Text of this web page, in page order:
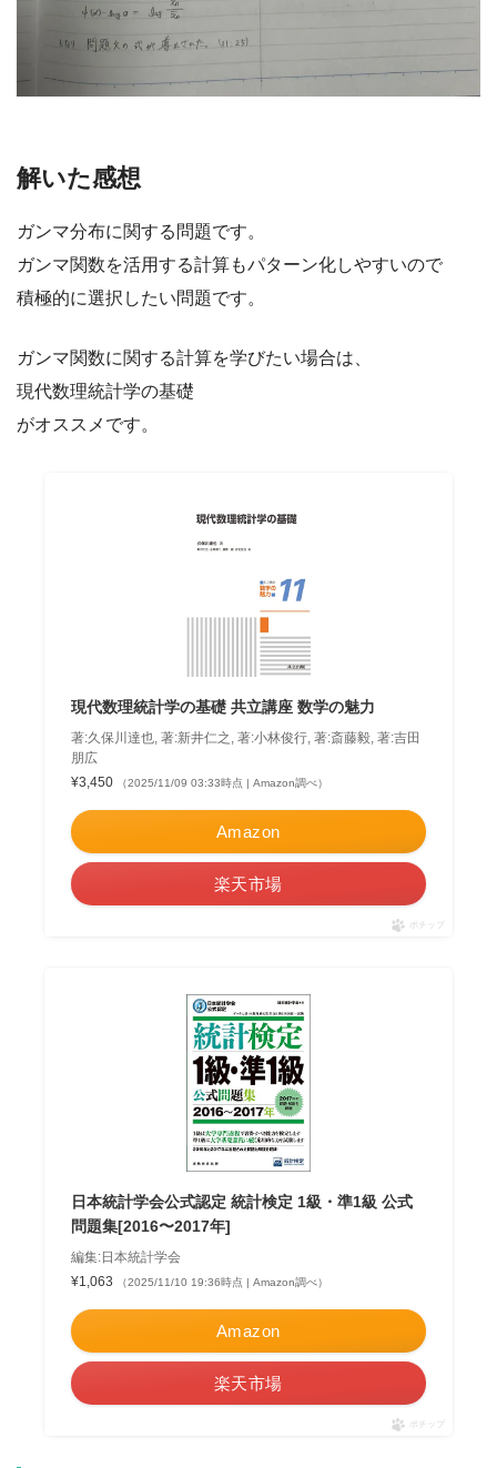
解いた感想
ガンマ分布に関する問題です。
ガンマ関数を活用する計算もパターン化しやすいので
積極的に選択したい問題です。
ガンマ関数に関する計算を学びたい場合は、
現代数理統計学の基礎
がオススメです。
現代数理統計学の基礎 共立講座 数学の魅力
著:久保川達也, 著:新井仁之, 著:小林俊行, 著:斎藤毅, 著:吉田
朋広
¥3,450
（2025/11/09 03:33時点 | Amazon調べ）
Amazon
楽天市場
ポチップ
日本統計学会公式認定 統計検定 1級・準1級 公式
問題集[2016〜2017年]
編集:日本統計学会
¥1,063
（2025/11/10 19:36時点 | Amazon調べ）
Amazon
楽天市場
ポチップ